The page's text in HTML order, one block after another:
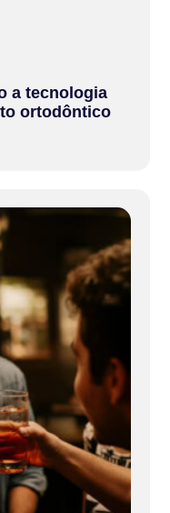
a tecnologia
ortodôntico